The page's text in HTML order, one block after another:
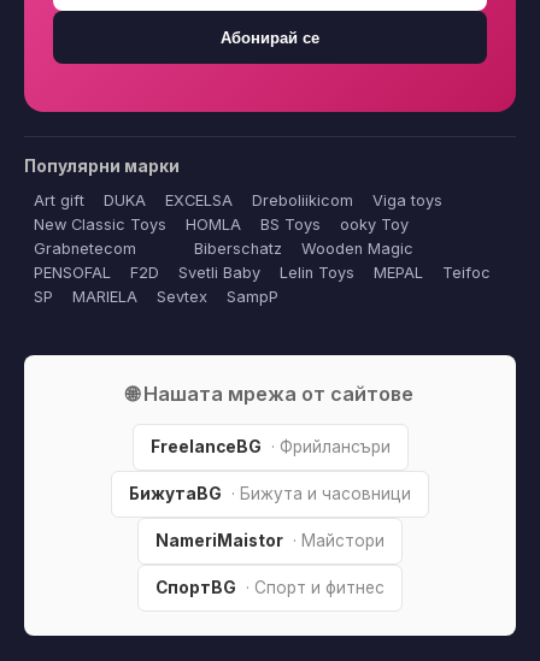
Абонирай се
Популярни марки
Art gift DUKA EXCELSA Dreboliikicom
Viga toys
New Classic Toys
HOMLA BS Toys
ooky Toy
Grabnetecom
Biberschatz
Wooden Magic
PENSOFAL
F2D Svetli Baby Lelin Toys MEPAL
Teifoc
SP
MARIELA Sevtex SampP
🌐 Нашата мрежа от сайтове
FreelanceBG · Фрийлансъри
БижутаBG · Бижута и часовници
NameriMaistor · Майстори
СпортBG · Спорт и фитнес